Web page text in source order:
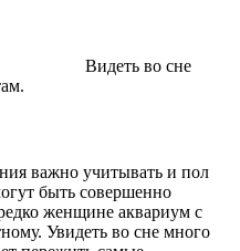
Видеть во сне
важно учитывать и пол
быть совершенно
женщине аквариум с
Увидеть во сне много